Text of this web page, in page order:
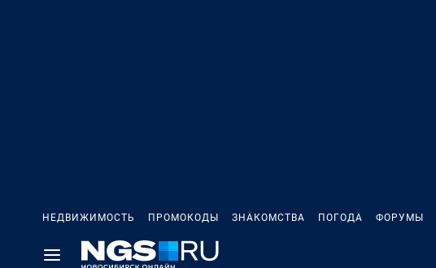
НЕДВИЖИМОСТЬ ПРОМОКОДЫ ЗНАКОМСТВА ПОГОДА ФОРУМЫ